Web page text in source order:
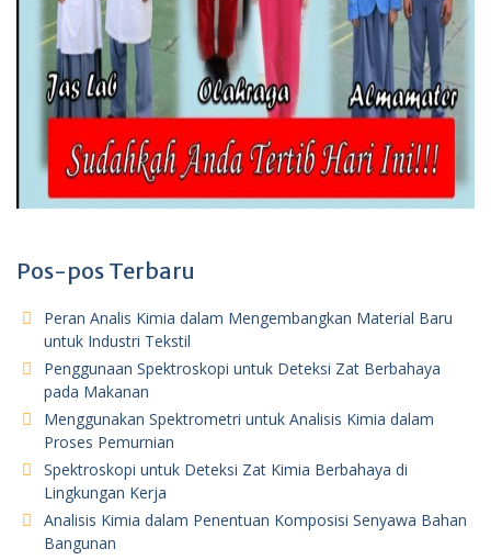
Pos-pos Terbaru
Peran Analis Kimia dalam Mengembangkan Material Baru
untuk Industri Tekstil
Penggunaan Spektroskopi untuk Deteksi Zat Berbahaya
pada Makanan
Menggunakan Spektrometri untuk Analisis Kimia dalam
Proses Pemurnian
Spektroskopi untuk Deteksi Zat Kimia Berbahaya di
Lingkungan Kerja
Analisis Kimia dalam Penentuan Komposisi Senyawa Bahan
Bangunan